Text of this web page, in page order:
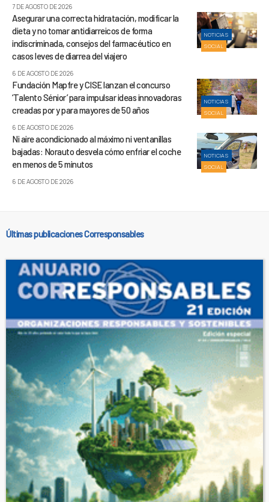
7 DE AGOSTO DE 2026
NOTICIAS
SOCIAL
Asegurar una correcta hidratación, modificar la
dieta y no tomar antidiarreicos de forma
indiscriminada, consejos del farmacéutico en
casos leves de diarrea del viajero
6 DE AGOSTO DE 2026
NOTICIAS
SOCIAL
Fundación Mapfre y CISE lanzan el concurso
‘Talento Sénior’ para impulsar ideas innovadoras
creadas por y para mayores de 50 años
6 DE AGOSTO DE 2026
NOTICIAS
SOCIAL
Ni aire acondicionado al máximo ni ventanillas
bajadas: Norauto desvela cómo enfriar el coche
en menos de 5 minutos
6 DE AGOSTO DE 2026
Últimas publicaciones Corresponsables